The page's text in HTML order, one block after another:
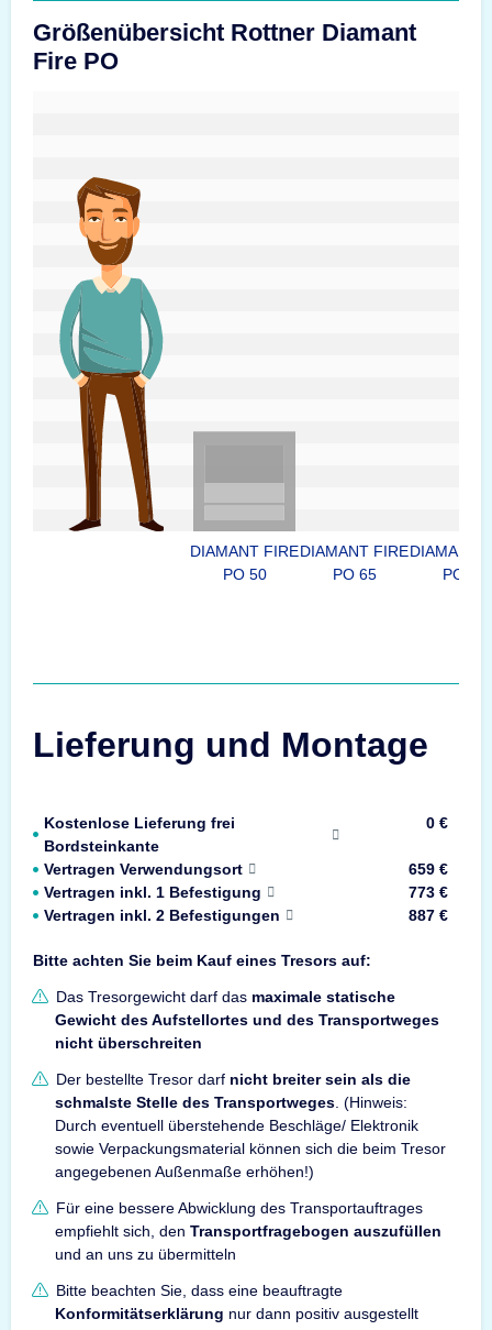
Größenübersicht Rottner Diamant
Fire PO
DIAMANT FIRE
PO 50
DIAMANT FIRE
PO 65
DIAMANT
PO 80
Lieferung und Montage
Kostenlose Lieferung frei
Bordsteinkante
0 €
Vertragen Verwendungsort
659 €
Vertragen inkl. 1 Befestigung
773 €
Vertragen inkl. 2 Befestigungen
887 €
Bitte achten Sie beim Kauf eines Tresors auf:
Das Tresorgewicht darf das maximale statische
Gewicht des Aufstellortes und des Transportweges
nicht überschreiten
Der bestellte Tresor darf nicht breiter sein als die
schmalste Stelle des Transportweges . (Hinweis:
Durch eventuell überstehende Beschläge/ Elektronik
sowie Verpackungsmaterial können sich die beim Tresor
angegebenen Außenmaße erhöhen!)
Für eine bessere Abwicklung des Transportauftrages
empfiehlt sich, den Transportfragebogen auszufüllen
und an uns zu übermitteln
Bitte beachten Sie, dass eine beauftragte
Konformitätserklärung nur dann positiv ausgestellt